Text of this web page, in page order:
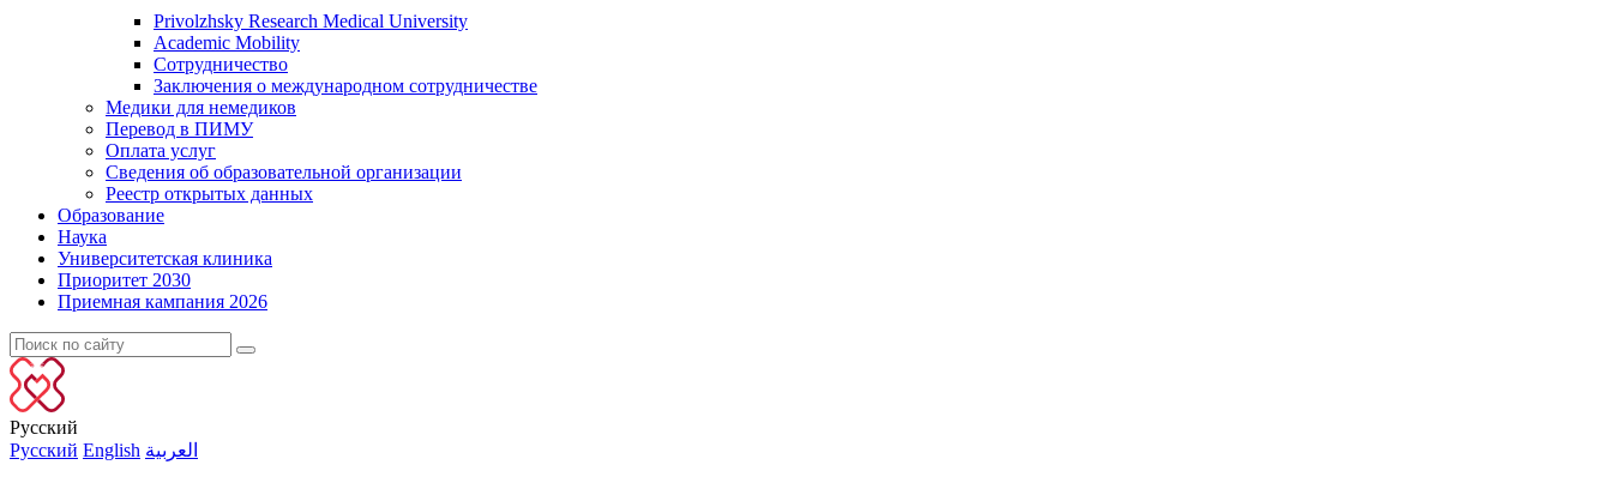
Privolzhsky Research Medical University
Academic Mobility
Сотрудничество
Заключения о международном сотрудничестве
Медики для немедиков
Перевод в ПИМУ
Оплата услуг
Сведения об образовательной организации
Реестр открытых данных
Образование
Наука
Университетская клиника
Приоритет 2030
Приемная кампания 2026
Русский
Русский English العربية